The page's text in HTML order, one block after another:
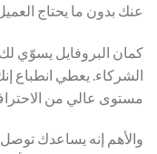
عنك بدون ما يحتاج
كمان البروفايل يسوّي
الشركاء. يعطي انطباع
مستوى عالي من
والأهم إنه يساعدك